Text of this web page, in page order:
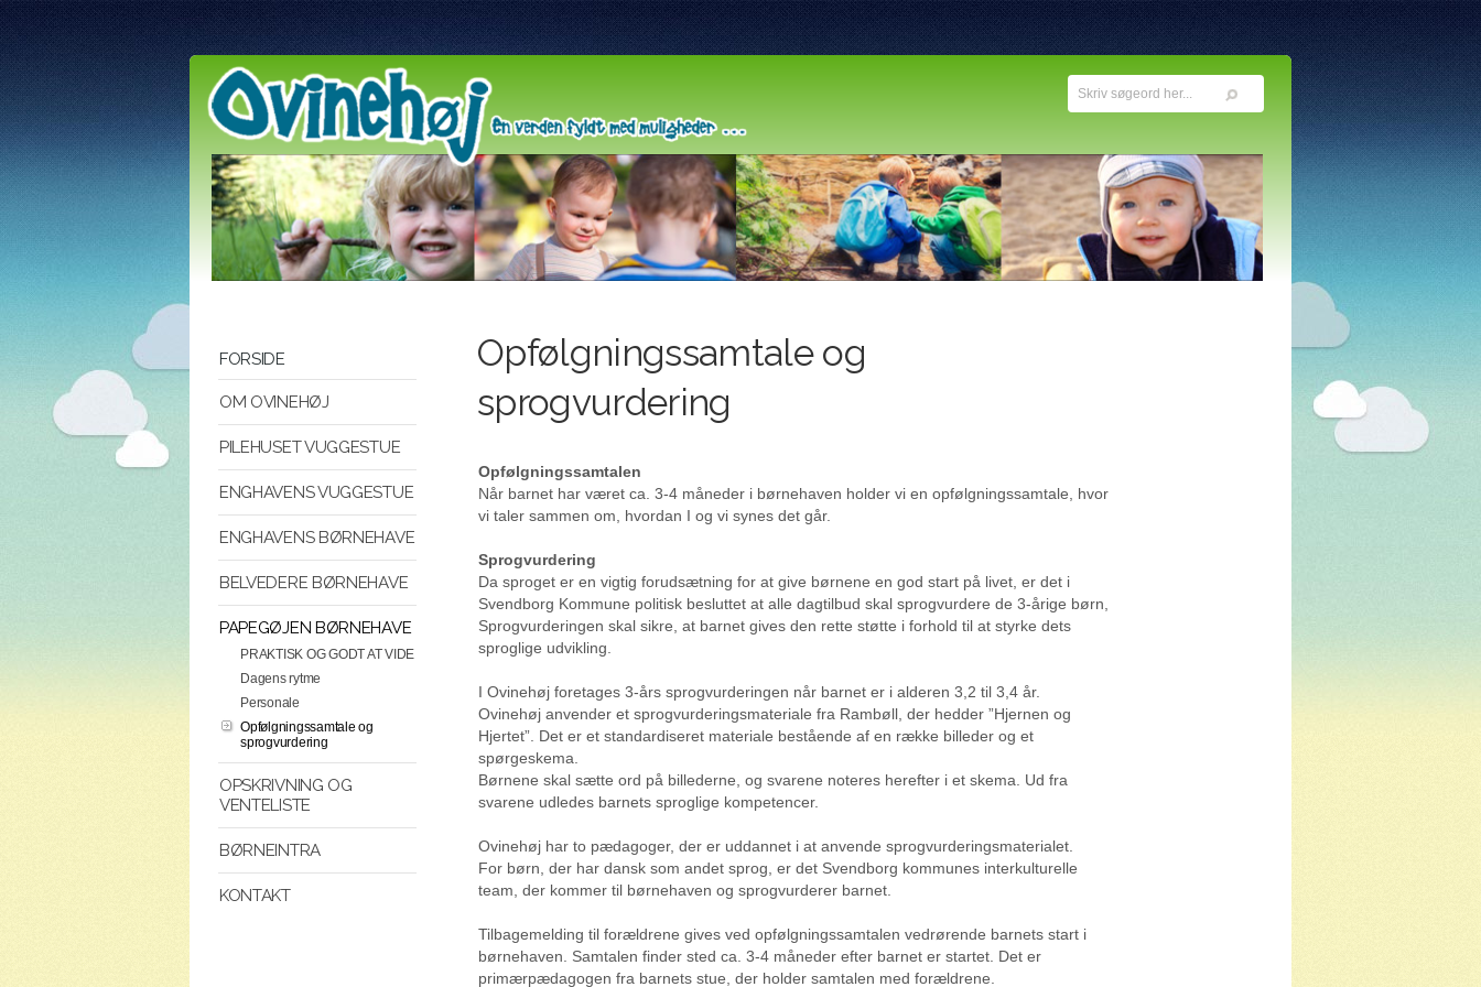
FORSIDE
OM OVINEHØJ
PILEHUSET VUGGESTUE
ENGHAVENS VUGGESTUE
ENGHAVENS BØRNEHAVE
BELVEDERE BØRNEHAVE
PAPEGØJEN BØRNEHAVE
PRAKTISK OG GODT AT VIDE
Dagens rytme
Personale
Opfølgningssamtale og
sprogvurdering
OPSKRIVNING OG
VENTELISTE
BØRNEINTRA
KONTAKT
Opfølgningssamtale og
sprogvurdering
Opfølgningssamtalen
Når barnet har været ca. 3-4 måneder i børnehaven holder vi en opfølgningssamtale, hvor
vi taler sammen om, hvordan I og vi synes det går.
Sprogvurdering
Da sproget er en vigtig forudsætning for at give børnene en god start på livet, er det i
Svendborg Kommune politisk besluttet at alle dagtilbud skal sprogvurdere de 3-årige børn,
Sprogvurderingen skal sikre, at barnet gives den rette støtte i forhold til at styrke dets
sproglige udvikling.
I Ovinehøj foretages 3-års sprogvurderingen når barnet er i alderen 3,2 til 3,4 år.
Ovinehøj anvender et sprogvurderingsmateriale fra Rambøll, der hedder ”Hjernen og
Hjertet”. Det er et standardiseret materiale bestående af en række billeder og et
spørgeskema.
Børnene skal sætte ord på billederne, og svarene noteres herefter i et skema. Ud fra
svarene udledes barnets sproglige kompetencer.
Ovinehøj har to pædagoger, der er uddannet i at anvende sprogvurderingsmaterialet.
For børn, der har dansk som andet sprog, er det Svendborg kommunes interkulturelle
team, der kommer til børnehaven og sprogvurderer barnet.
Tilbagemelding til forældrene gives ved opfølgningssamtalen vedrørende barnets start i
børnehaven. Samtalen finder sted ca. 3-4 måneder efter barnet er startet. Det er
primærpædagogen fra barnets stue, der holder samtalen med forældrene.